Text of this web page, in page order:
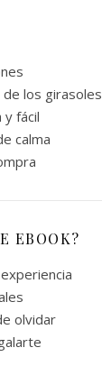
los girasoles
y fácil
calma
EBOOK?
olvidar